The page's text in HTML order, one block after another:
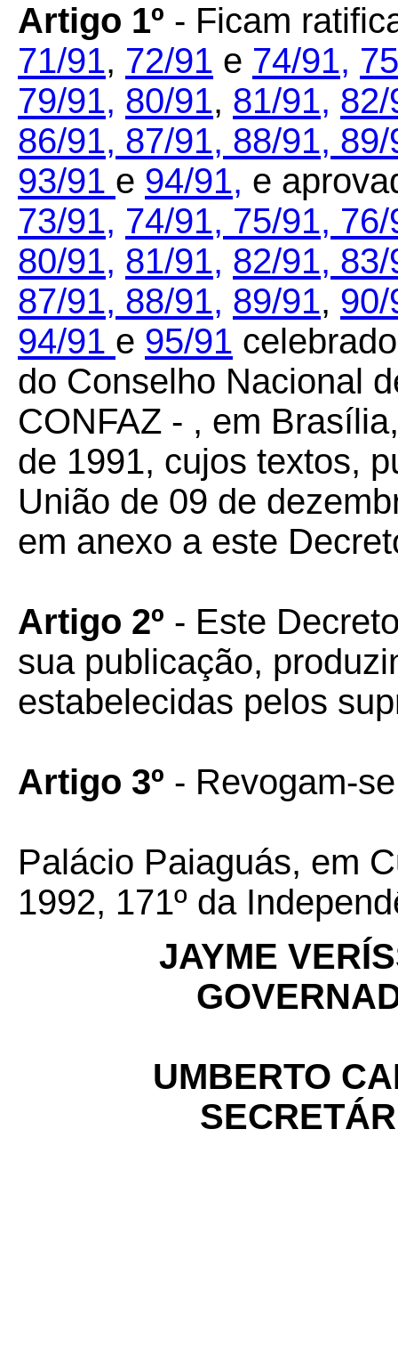
Artigo 1º - Ficam
71/91, 72/91 e 74/91,
79/91, 80/91, 81/91, 82/
86/91, 87/91, 88/91, 89/
93/91 e 94/91, e
73/91, 74/91, 75/91, 76/
80/91, 81/91, 82/91,
87/91, 88/91, 89/91,
94/91 e 95/91
do Conselho Nacional
CONFAZ - , em
de 1991, cujos textos,
União de 09 de
em anexo a este
Artigo 2º - Este
sua publicação,
estabelecidas pelos
Artigo 3º - Revogam-
Palácio Paiaguás, em
1992, 171º da
JAYME
UMBERTO